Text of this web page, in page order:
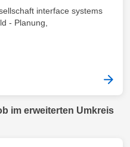
interface systems
- Planung,
im erweiterten Umkreis